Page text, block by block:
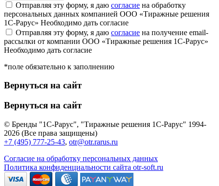
Отправляя эту форму, я даю согласие на обработку
персональных данных компанией ООО «Тиражные решения
1С-Рарус» Необходимо дать согласие
Отправляя эту форму, я даю согласие на получение email-
рассылки от компании ООО «Тиражные решения 1С-Рарус»
Необходимо дать согласие
*поле обязательно к заполнению
Вернуться на сайт
Вернуться на сайт
© Бренды "1С-Рарус", "Тиражные решения 1С-Рарус" 1994-
2026 (Все права защищены)
+7 (495) 777-25-43, otr@otr.rarus.ru
Согласие на обработку персональных данных
Политика конфиденциальности сайта otr-soft.ru